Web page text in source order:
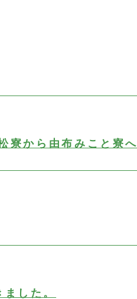
寮から由布みこと寮へ
した。